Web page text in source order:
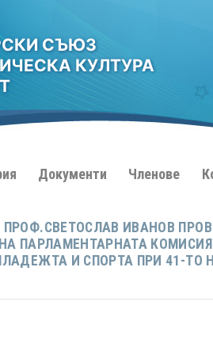
СЪЮЗ
КУЛТУРА
Документи Членове
ИВАНОВ
ПАРЛАМЕНТАРНАТА
И СПОРТА ПРИ 41-ТО